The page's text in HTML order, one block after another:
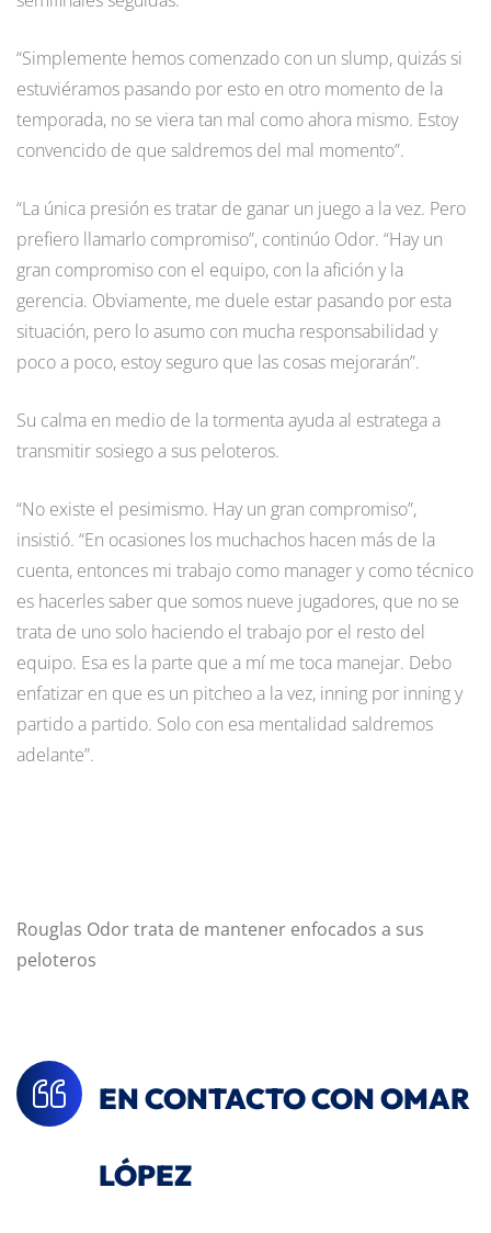
“Simplemente hemos comenzado con un slump, quizás si
estuviéramos pasando por esto en otro momento de la
temporada, no se viera tan mal como ahora mismo. Estoy
convencido de que saldremos del mal momento”.
“La única presión es tratar de ganar un juego a la vez. Pero
prefiero llamarlo compromiso”, continúo Odor. “Hay un
gran compromiso con el equipo, con la afición y la
gerencia. Obviamente, me duele estar pasando por esta
situación, pero lo asumo con mucha responsabilidad y
poco a poco, estoy seguro que las cosas mejorarán”.
Su calma en medio de la tormenta ayuda al estratega a
transmitir sosiego a sus peloteros.
“No existe el pesimismo. Hay un gran compromiso”,
insistió. “En ocasiones los muchachos hacen más de la
cuenta, entonces mi trabajo como manager y como técnico
es hacerles saber que somos nueve jugadores, que no se
trata de uno solo haciendo el trabajo por el resto del
equipo. Esa es la parte que a mí me toca manejar. Debo
enfatizar en que es un pitcheo a la vez, inning por inning y
partido a partido. Solo con esa mentalidad saldremos
adelante”.
Rouglas Odor trata de mantener enfocados a sus
peloteros
EN CONTACTO CON OMAR
LÓPEZ